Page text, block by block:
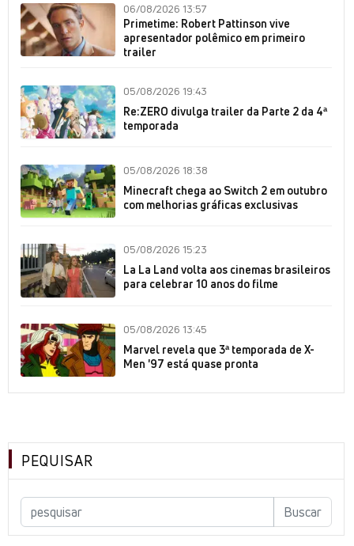
06/08/2026 13:57
Primetime: Robert Pattinson vive
apresentador polêmico em primeiro
trailer
05/08/2026 19:43
Re:ZERO divulga trailer da Parte 2 da 4ª
temporada
05/08/2026 18:38
Minecraft chega ao Switch 2 em outubro
com melhorias gráficas exclusivas
05/08/2026 15:23
La La Land volta aos cinemas brasileiros
para celebrar 10 anos do filme
05/08/2026 13:45
Marvel revela que 3ª temporada de X-
Men '97 está quase pronta
PEQUISAR